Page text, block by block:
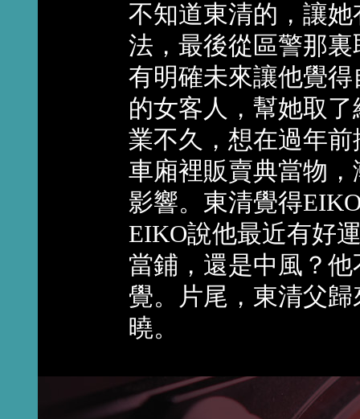
不知道東清的，讓
法，最後從區警那
有明確未來讓他覺
的女客人，幫她取
業不久，想在過年
車廂裡販賣典當物
影響。東清覺得
EIKO說他最近有好
當鋪，還是中風？
覺。片尾，東清父
曉。